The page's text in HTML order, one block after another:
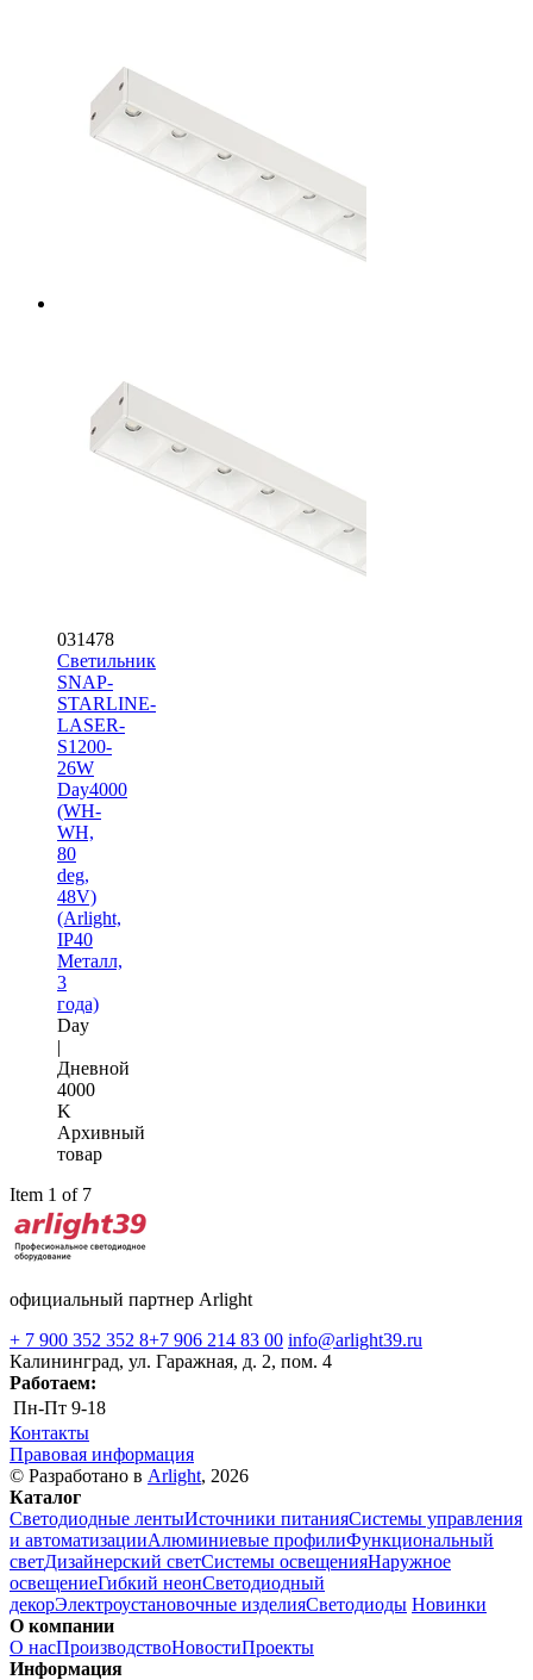
031478
Светильник
SNAP-
STARLINE-
LASER-
S1200-
26W
Day4000
(WH-
WH,
80
deg,
48V)
(Arlight,
IP40
Металл,
3
года)
Day
|
Дневной
4000
K
Архивный
товар
Item 1 of 7
официальный партнер Arlight
+ 7 900 352 352 8+7 906 214 83 00 info@arlight39.ru
Калининград, ул. Гаражная, д. 2, пом. 4
Работаем:
Пн-Пт 9-18
Контакты
Правовая информация
© Разработано в Arlight, 2026
Каталог
Светодиодные лентыИсточники питанияСистемы управления
и автоматизацииАлюминиевые профилиФункциональный
светДизайнерский светСистемы освещенияНаружное
освещениеГибкий неонСветодиодный
декорЭлектроустановочные изделияСветодиоды Новинки
О компании
О насПроизводствоНовостиПроекты
Информация